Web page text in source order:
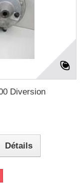
Diversion
Détails